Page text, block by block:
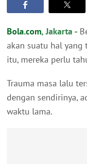
Bola.com, Jakarta -
akan suatu hal yang
itu, mereka perlu
Trauma masa lalu
dengan sendirinya,
waktu lama.